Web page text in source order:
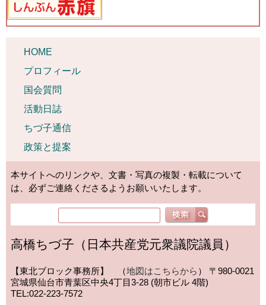
HOME
プロフィール
国会質問
活動日誌
ちづ子通信
政策と提案
本サイトへのリンクや、文書・写真の複製・転載について
は、必ずご連絡くださるようお願いいたします。
高橋ちづ子（日本共産党元衆議院議員）
【東北ブロック事務所】 （地図はこちらから ）
〒980-0021
宮城県仙台市青葉区中央4丁目3-28 (朝市ビル 4階)
TEL:022-223-7572